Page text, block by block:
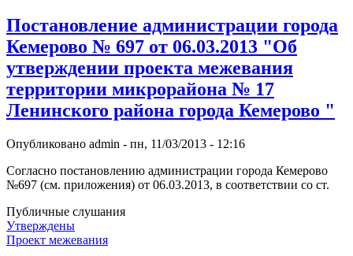
Постановление администрации города
Кемерово № 697 от 06.03.2013 "Об
утверждении проекта межевания
территории микрорайона № 17
Ленинского района города Кемерово "
Опубликовано admin - пн, 11/03/2013 - 12:16
Согласно постановлению администрации города Кемерово
№697 (см. приложения) от 06.03.2013, в соответствии со ст.
Публичные слушания
Утверждены
Проект межевания